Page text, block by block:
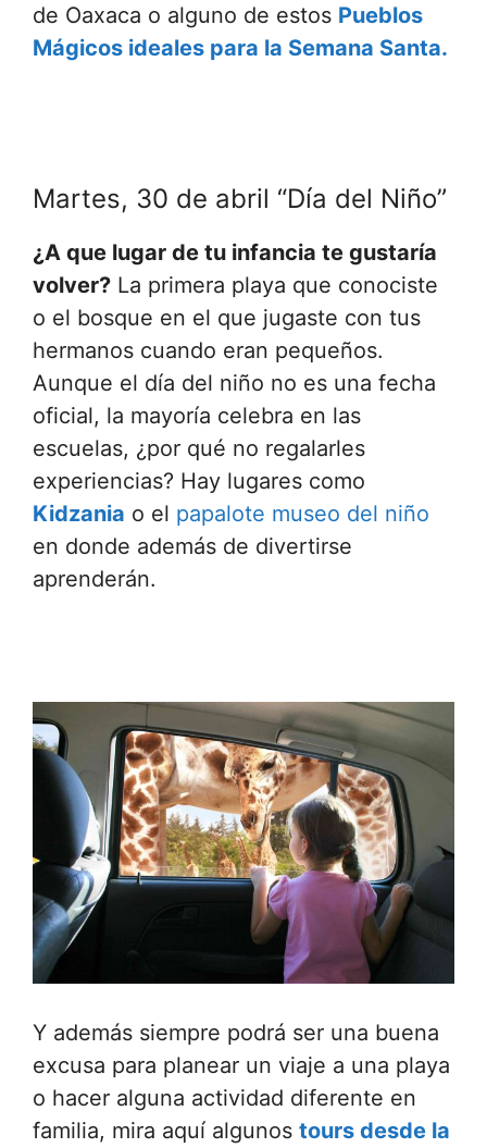
de Oaxaca o alguno de estos Pueblos
Mágicos ideales para la Semana Santa.
Martes, 30 de abril “Día del Niño”
¿A que lugar de tu infancia te gustaría
volver? La primera playa que conociste
o el bosque en el que jugaste con tus
hermanos cuando eran pequeños.
Aunque el día del niño no es una fecha
oficial, la mayoría celebra en las
escuelas, ¿por qué no regalarles
experiencias? Hay lugares como
Kidzania o el papalote museo del niño
en donde además de divertirse
aprenderán.
Y además siempre podrá ser una buena
excusa para planear un viaje a una playa
o hacer alguna actividad diferente en
familia, mira aquí algunos tours desde la